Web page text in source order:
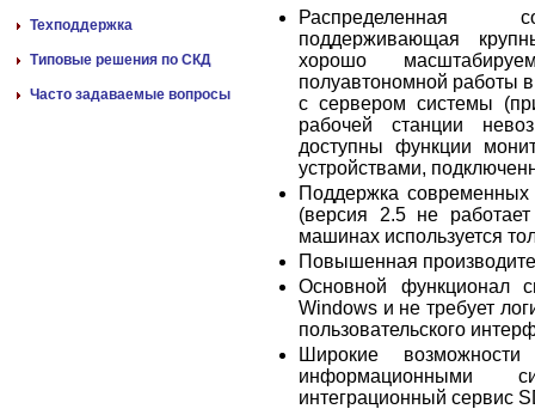
Техподдержка
Типовые решения по СКД
Часто задаваемые вопросы
Распределенная
поддерживающая
хорошо
полуавтономной работы
с сервером системы
рабочей станции
доступны функции
устройствами,
Поддержка
(версия 2.5 не
машинах используется
Повышенная
Основной функционал
Windows и не требует
пользовательского
Широкие
информационными
интеграционный сервис